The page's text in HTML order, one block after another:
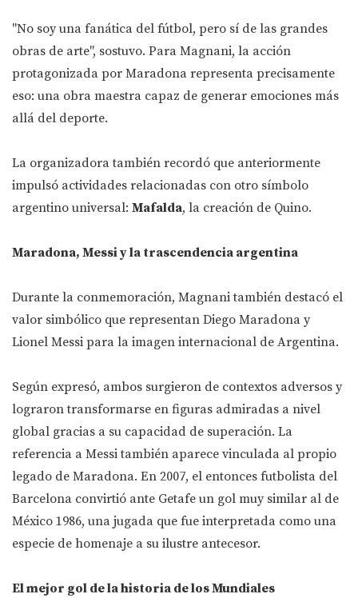
"No soy una fanática del fútbol, pero sí de las grandes
obras de arte", sostuvo. Para Magnani, la acción
protagonizada por Maradona representa precisamente
eso: una obra maestra capaz de generar emociones más
allá del deporte.
La organizadora también recordó que anteriormente
impulsó actividades relacionadas con otro símbolo
argentino universal: Mafalda, la creación de Quino.
Maradona, Messi y la trascendencia argentina
Durante la conmemoración, Magnani también destacó el
valor simbólico que representan Diego Maradona y
Lionel Messi para la imagen internacional de Argentina.
Según expresó, ambos surgieron de contextos adversos y
lograron transformarse en figuras admiradas a nivel
global gracias a su capacidad de superación. La
referencia a Messi también aparece vinculada al propio
legado de Maradona. En 2007, el entonces futbolista del
Barcelona convirtió ante Getafe un gol muy similar al de
México 1986, una jugada que fue interpretada como una
especie de homenaje a su ilustre antecesor.
El mejor gol de la historia de los Mundiales